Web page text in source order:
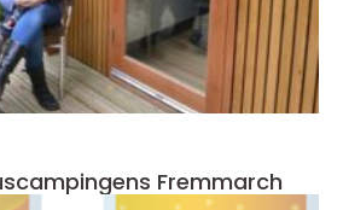
Fremmarch